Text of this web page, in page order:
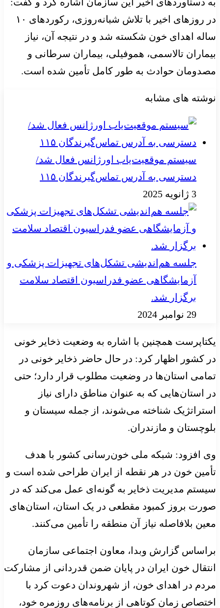
در روزهای اخیر با تلاش شبانه‌روزی، رکوردهای ۱۰
ساله اهدای خون شکسته شد و در نتیجه آن، نیاز
بیماران تالاسمی، هموفیلی، بیماران سرطانی و
مصدومان حوادث به طور کامل تأمین شده است.
نوشته های مشابه
سیستم موقعیت‌یاب اورژانس فعال شد/
دسترسی به آدرس تماس‌گیرندگان ۱۱۵
3 ژانویه 2025
جلسه هم‌اندیشی تشکل‌های تجهیزات پزشکی و
آزمایشگاهی عضو فدراسیون اقتصاد سلامت
برگزار شد.
29 نوامبر 2024
یکتاپرست همچنین با اشاره به وضعیت ذخایر خونی
در کشور اظهار کرد: در حال حاضر ذخایر خونی در
تمامی استان‌ها در وضعیت مطلوب قرار دارد؛ حتی
در استان‌هایی که به عنوان مناطق دارای نیاز
استراتژیک شناخته می‌شوند، از جمله سیستان و
بلوچستان و مازندران.
وی افزود: شبکه ملی خون‌رسانی کشور با هدف
تأمین خون در هر نقطه از ایران طراحی شده است و
سیستم مدیریت ذخایر به گونه‌ای عمل می‌کند که در
صورت بروز کمبود مقطعی در یک استان، استان‌های
معین بلافاصله نیاز آن منطقه را تأمین می‌کنند.
براساس گزارش وبدا، معاون اجتماعی سازمان
انتقال خون ایران در پایان ضمن قدردانی از مشارکت
مردم در اهدای خون، از شهروندان دعوت کرد با
اختصاص زمان کوتاهی از برنامه‌های روزمره خود،